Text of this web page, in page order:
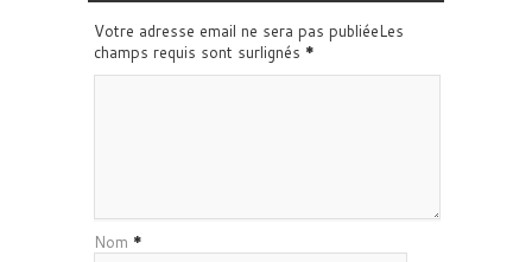
Votre adresse email ne sera pas publiéeLes
champs requis sont surlignés *
Nom *